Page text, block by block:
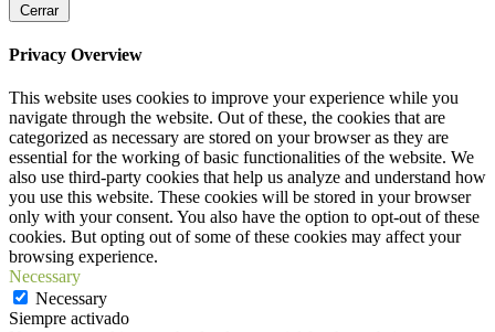
Cerrar
Privacy Overview
This website uses cookies to improve your experience while you
navigate through the website. Out of these, the cookies that are
categorized as necessary are stored on your browser as they are
essential for the working of basic functionalities of the website. We
also use third-party cookies that help us analyze and understand how
you use this website. These cookies will be stored in your browser
only with your consent. You also have the option to opt-out of these
cookies. But opting out of some of these cookies may affect your
browsing experience.
Necessary
Necessary
Siempre activado